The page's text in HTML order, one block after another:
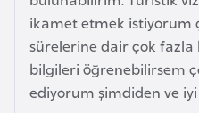
ikamet etmek istiyorum
sürelerine dair çok
bilgileri öğrenebilirsem
ediyorum şimdiden ve
C
i
b